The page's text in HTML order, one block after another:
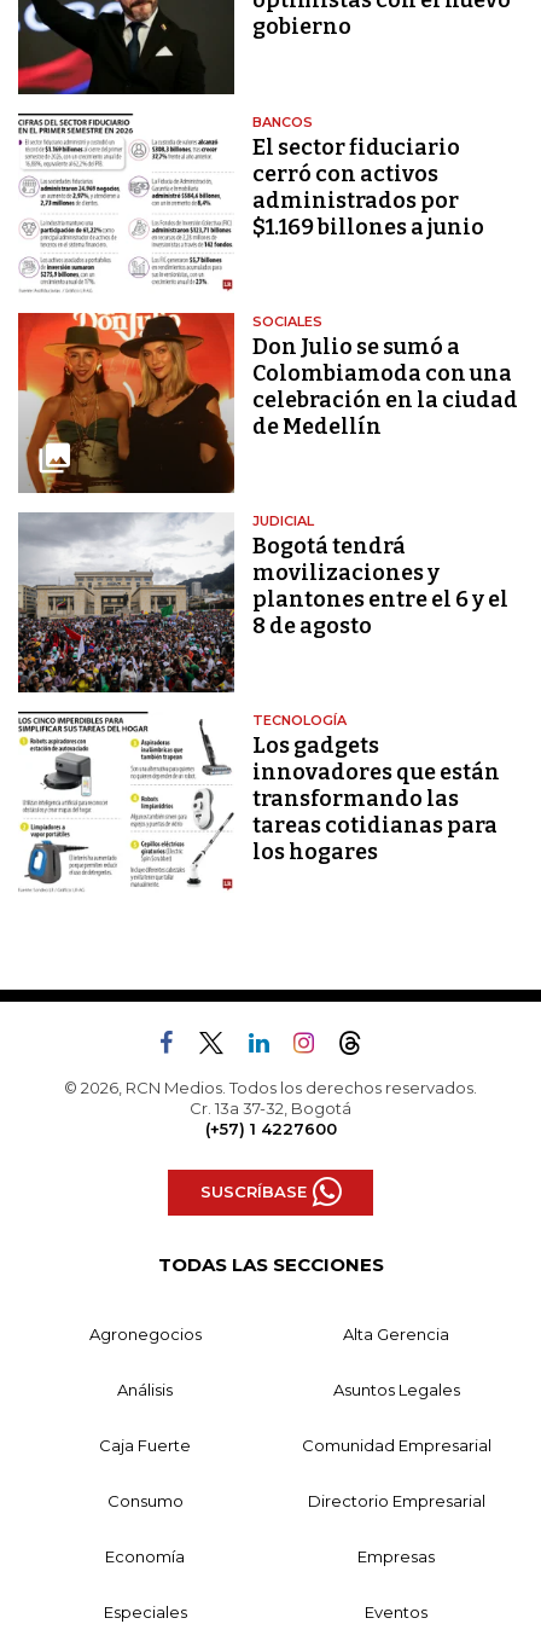
gobierno
BANCOS
El sector fiduciario
cerró con activos
administrados por
$1.169 billones a junio
SOCIALES
Don Julio se sumó a
Colombiamoda con una
celebración en la ciudad
de Medellín
JUDICIAL
Bogotá tendrá
movilizaciones y
plantones entre el 6 y el
8 de agosto
TECNOLOGÍA
Los gadgets
innovadores que están
transformando las
tareas cotidianas para
los hogares
© 2026, RCN Medios. Todos los derechos reservados.
Cr. 13a 37-32, Bogotá
(+57) 1 4227600
SUSCRÍBASE
TODAS LAS SECCIONES
Agronegocios Alta Gerencia
Análisis Asuntos Legales
Caja Fuerte Comunidad Empresarial
Consumo Directorio Empresarial
Economía Empresas
Especiales Eventos